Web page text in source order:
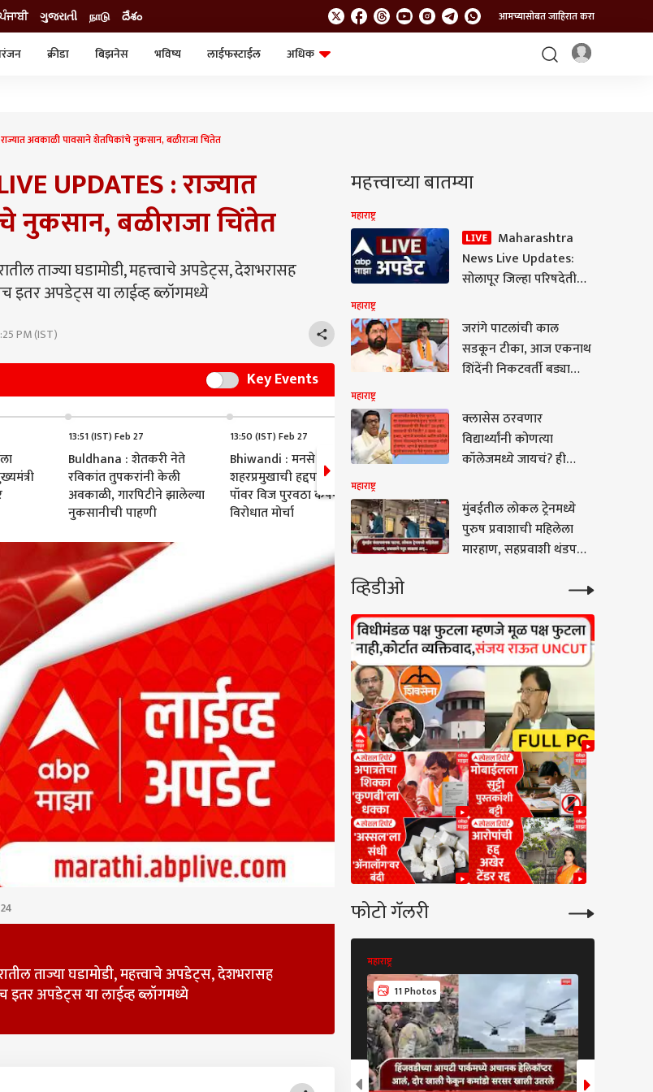
ਪੰਜਾਬੀ ગુજરાતી நாடு దేశం आमच्यासोबत जाहिरात करा
क्रीडा बिझनेस भविष्य लाईफस्टाईल
अधिक
अवकाळी पावसाने शेतपिकांचे नुकसान, बळीराजा चिंतेत
UPDATES : राज्यात
नुकसान, बळीराजा चिंतेत
ताज्या घडामोडी, महत्त्वाचे अपडेट्स, देशभरासह
इतर अपडेट्स या लाईव्ह ब्लॉगमध्ये
PM (IST)
Key Events
13:51 (IST) Feb 27
Buldhana : शेतकरी नेते
रविकांत तुपकरांनी केली
अवकाळी, गारपिटीने झालेल्या
नुकसानीची पाहणी
13:50 (IST) Feb 27
Bhiwandi : मनसे
शहरप्रमुखाची हद्दपारी, टोरंट
पॉवर विज पुरवठा कंपनीच्या
विरोधात मोर्चा
13:33 (IST) Feb 27
Pune : बारामती लोकसभा
पदाधिकाऱ्यांची बैठक
ताज्या घडामोडी, महत्त्वाचे अपडेट्स, देशभरासह
इतर अपडेट्स या लाईव्ह ब्लॉगमध्ये
महत्त्वाच्या बातम्या
महाराष्ट्र
Maharashtra
News Live Updates:
सोलापूर जिल्हा परिषदेतील
राष्ट्रवादी शरद पवार गट
आणि संभाजी ब्रिगेडचा
विरोध
महाराष्ट्र
जरांगे पाटलांची काल
सडकून टीका, आज एकनाथ
शिंदेंनी निकटवर्ती बड्या
महाअधिवेशनात धाडलं,
मुख्यमंत्र्यांकडूनही 'खास'
संदेश!
महाराष्ट्र
क्लासेस ठरवणार
विद्यार्थ्यांनी कोणत्या
कॉलेजमध्ये जायचं? ही
क्लासमध्ये आठ-आठ तास
गेल्यानंतर कॉलेजमध्ये
अटेंडन्स कसा लागतो? राज
ठाकरेंकडून शिक्षणातील
महाराष्ट्र
मुंबईतील लोकल ट्रेनमध्ये
पुरुष प्रवाशाची महिलेला
मारहाण, सहप्रवाशी थंडपणे
व्हिडीओ
फोटो गॅलरी
महाराष्ट्र
11 Photos